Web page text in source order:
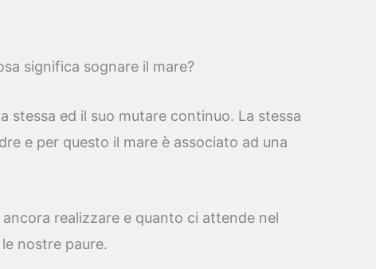
significa sognare il mare?
stessa ed il suo mutare continuo. La stessa
e per questo il mare è associato ad una
realizzare e quanto ci attende nel
nostre paure.